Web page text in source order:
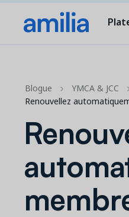
Blogue
YMCA & JCC
Renouvellez